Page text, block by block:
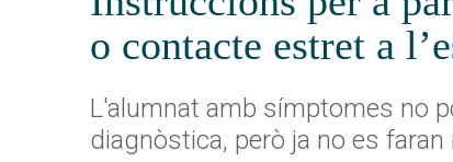
o contacte estret a
L'alumnat amb símptomes no
diagnòstica, però ja no es